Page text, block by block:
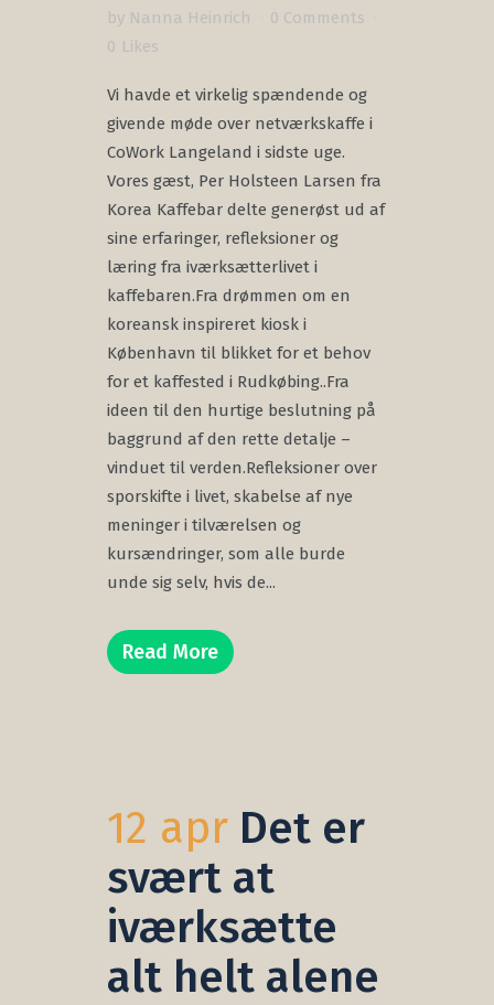
by Nanna Heinrich
0 Comments
0 Likes
Vi havde et virkelig spændende og
givende møde over netværkskaffe i
CoWork Langeland i sidste uge.
Vores gæst, Per Holsteen Larsen fra
Korea Kaffebar delte generøst ud af
sine erfaringer, refleksioner og
læring fra iværksætterlivet i
kaffebaren.Fra drømmen om en
koreansk inspireret kiosk i
København til blikket for et behov
for et kaffested i Rudkøbing..Fra
ideen til den hurtige beslutning på
baggrund af den rette detalje –
vinduet til verden.Refleksioner over
sporskifte i livet, skabelse af nye
meninger i tilværelsen og
kursændringer, som alle burde
unde sig selv, hvis de...
Read More
12 apr Det er
svært at
iværksætte
alt helt alene